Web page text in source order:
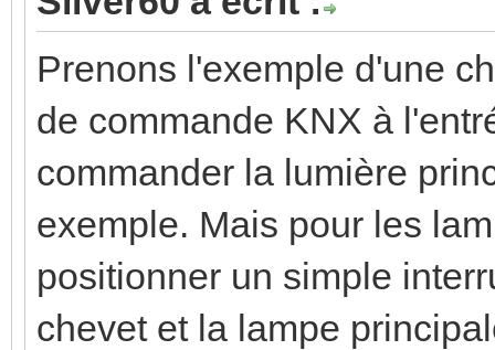
Prenons l'exemple d'une
de commande KNX à
commander la lumière
exemple. Mais pour les
positionner un simple
chevet et la lampe